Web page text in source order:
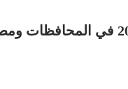
درجات مجموع دخول مدارس المتفوقين